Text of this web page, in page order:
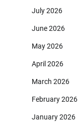
July 2026
June 2026
May 2026
April 2026
March 2026
February 2026
January 2026